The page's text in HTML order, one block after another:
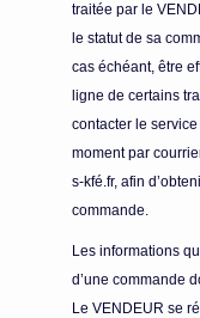
traitée par le
le statut de sa
cas échéant, être
ligne de certains
contacter le
moment par
s-kfé.fr, afin
commande.
Les informations
d’une commande
Le VENDEUR se